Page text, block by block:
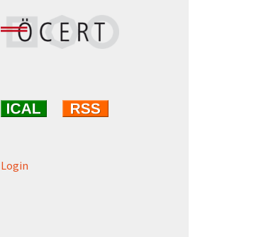
Login